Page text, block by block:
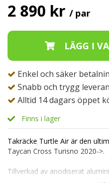
2 890 kr / par
Enkel och säker
Snabb och trygg
Alltid 14 dagars öppet
Finns i lager
Takräcke Turtle Air är den
Taycan Cross Turisno 2020->.
Tillverkad av anodiserat